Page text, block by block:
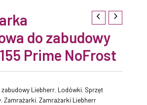
do zabudowy
Prime NoFrost
zabudowy Liebherr, Lodówki, Sprzęt
,Zamrażarki,Zamrażarki Liebherr